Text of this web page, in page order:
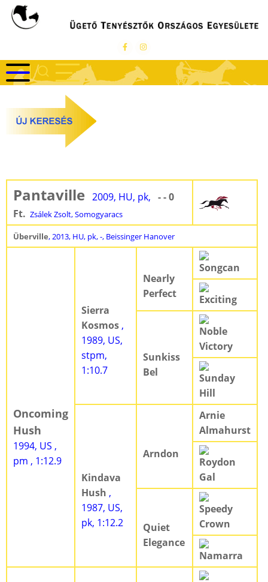
Ugrás
Pantaville 2009, HU, pk, - - 0
Ft. Zsálek Zsolt, Somogyaracs
Überville, 2013, HU, pk, -, Beissinger Hanover
Oncoming
Hush
1994, US ,
pm , 1:12.9
Sierra
Kosmos ,
1989, US,
stpm,
1:10.7
Nearly
Perfect
Songcan
Exciting
Sunkiss
Bel
Noble
Victory
Sunday
Hill
Kindava
Hush ,
1987, US,
pk, 1:12.2
Arndon
Arnie
Almahurst
Roydon
Gal
Quiet
Elegance
Speedy
Crown
Namarra